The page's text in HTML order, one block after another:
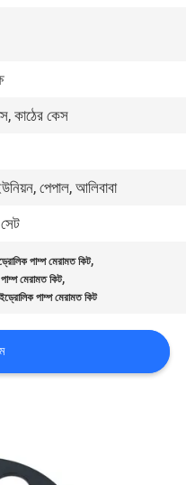
কাঠের কেস
পেপাল, আলিবাবা
পাম্প মেরামত কিট,
মেরামত কিট,
পাম্প মেরামত কিট